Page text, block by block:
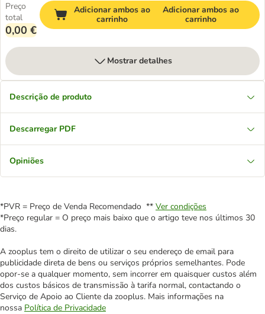
Preço
total
0,00 €
Adicionar ambos ao
carrinho
Adicionar ambos ao
carrinho
Mostrar detalhes
Descrição de produto
Descarregar PDF
Opiniões
*PVR = Preço de Venda Recomendado ** Ver condições
*Preço regular = O preço mais baixo que o artigo teve nos últimos 30
dias.
A zooplus tem o direito de utilizar o seu endereço de email para
publicidade direta de bens ou serviços próprios semelhantes. Pode
opor-se a qualquer momento, sem incorrer em quaisquer custos além
dos custos básicos de transmissão à tarifa normal, contactando o
Serviço de Apoio ao Cliente da zooplus. Mais informações na
nossa Política de Privacidade